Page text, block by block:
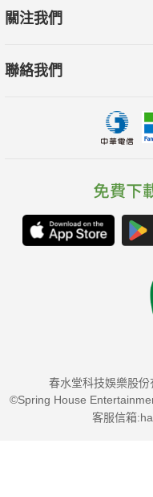
關注我們
聯絡我們
春水堂科技娛樂股
©Spring House
客服信箱